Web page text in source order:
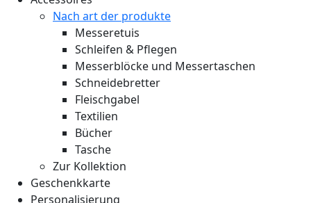
Nach art der produkte
Messeretuis
Schleifen & Pflegen
Messerblöcke und Messertaschen
Schneidebretter
Fleischgabel
Textilien
Bücher
Tasche
Zur Kollektion
Geschenkkarte
Personalisierung